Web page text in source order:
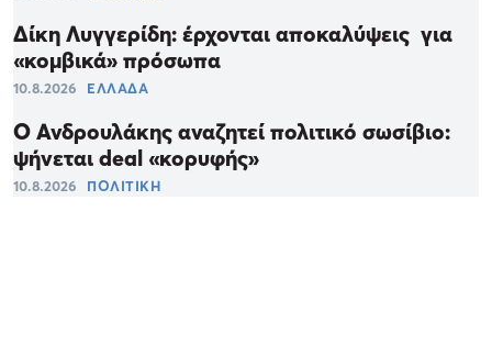
Δίκη Λυγγερίδη: έρχονται αποκαλύψεις για
«κομβικά» πρόσωπα
10.8.2026 ΕΛΛΑΔΑ
Ο Ανδρουλάκης αναζητεί πολιτικό σωσίβιο:
ψήνεται deal «κορυφής»
10.8.2026 ΠΟΛΙΤΙΚΗ